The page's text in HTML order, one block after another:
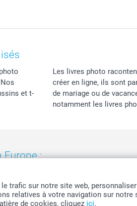
trafic sur notre site web,
relatives à votre navigation sur notre
de cookies, cliquez ici.
et t-
Les livres photo
créer en ligne, ils sont
de mariage ou de
notamment les livres
: